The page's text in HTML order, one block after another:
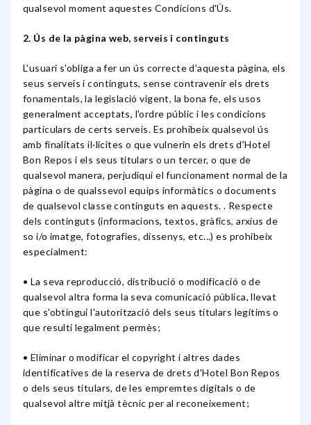
qualsevol moment aquestes Condicions d'Ús.
2. Ús de la pàgina web, serveis i continguts
L'usuari s'obliga a fer un ús correcte d'aquesta pàgina, els
seus serveis i continguts, sense contravenir els drets
fonamentals, la legislació vigent, la bona fe, els usos
generalment acceptats, l'ordre públic i les condicions
particulars de certs serveis. Es prohibeix qualsevol ús
amb finalitats il·lícites o que vulnerin els drets d'Hotel
Bon Repos i els seus titulars o un tercer, o que de
qualsevol manera, perjudiqui el funcionament normal de la
pàgina o de qualssevol equips informàtics o documents
de qualsevol classe continguts en aquests. . Respecte
dels continguts (informacions, textos, gràfics, arxius de
so i/o imatge, fotografies, dissenys, etc...) es prohibeix
especialment:
• La seva reproducció, distribució o modificació o de
qualsevol altra forma la seva comunicació pública, llevat
que s'obtingui l'autorització dels seus titulars legítims o
que resulti legalment permès;
• Eliminar o modificar el copyright i altres dades
identificatives de la reserva de drets d'Hotel Bon Repos
o dels seus titulars, de les empremtes digitals o de
qualsevol altre mitjà tècnic per al reconeixement;